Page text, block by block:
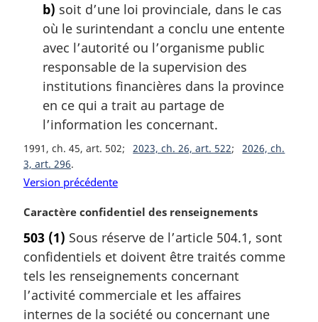
b) soit d’une loi provinciale, dans le cas
où le surintendant a conclu une entente
avec l’autorité ou l’organisme public
responsable de la supervision des
institutions financières dans la province
en ce qui a trait au partage de
l’information les concernant.
1991, ch. 45, art. 502 2023, ch. 26, art. 522
2026, ch.
3, art. 296
Version précédente
N
t
e
m
a
Caractère confidentiel des renseignements
503 (1) Sous réserve de l’article 504.1, sont
confidentiels et doivent être traités comme
tels les renseignements concernant
l’activité commerciale et les affaires
internes de la société ou concernant une